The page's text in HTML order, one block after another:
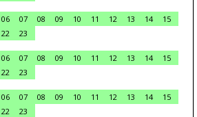
06 07 08 09 10 11 12 13 14
15
22
23
06 07 08 09 10 11 12 13 14
15
22
23
06 07 08 09 10 11 12 13 14
15
22
23